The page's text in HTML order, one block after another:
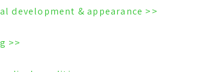
<< Mouth breathing & physical development & appearance
<< Growth & mouth breathing